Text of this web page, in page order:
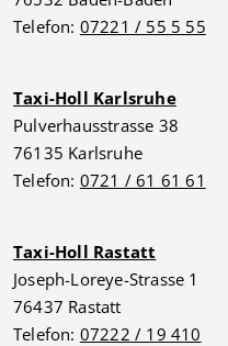
Telefon: 07221 / 55 5 55
Taxi-Holl Karlsruhe
Pulverhausstrasse 38
76135 Karlsruhe
Telefon: 0721 / 61 61 61
Taxi-Holl Rastatt
Joseph-Loreye-Strasse 1
76437 Rastatt
Telefon: 07222 / 19 410